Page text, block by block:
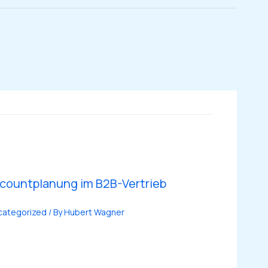
im B2B-Vertrieb
/ ByHubert Wagner